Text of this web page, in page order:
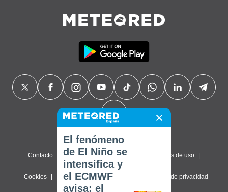
Contacto Sobre nosotros FAQ Términos de uso
Cookies Política de privacidad Configuración de privacidad
El fenómeno
de El Niño se
intensifica y
el ECMWF
avisa: el